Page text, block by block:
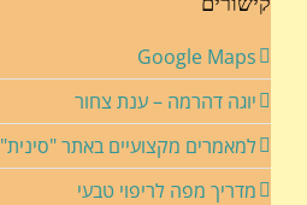
Google Maps
יוגה דהרמה – ענת צחור
למאמרים מקצועיים באתר "סינית"
מדריך מפה לריפוי טבעי